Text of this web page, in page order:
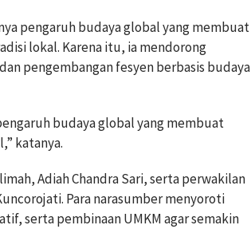
pengaruh budaya global yang membuat
lokal. Karena itu, ia mendorong
pengembangan fesyen berbasis budaya
budaya global yang membuat
katanya.
Adiah Chandra Sari, serta perwakilan
Para narasumber menyoroti
serta pembinaan UMKM agar semakin